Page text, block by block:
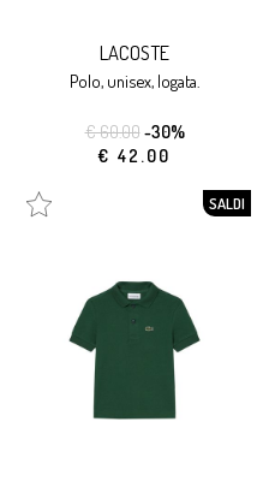
LACOSTE
polo, unisex, logata.
€ 60.00-30%
€ 42.00
SALDI